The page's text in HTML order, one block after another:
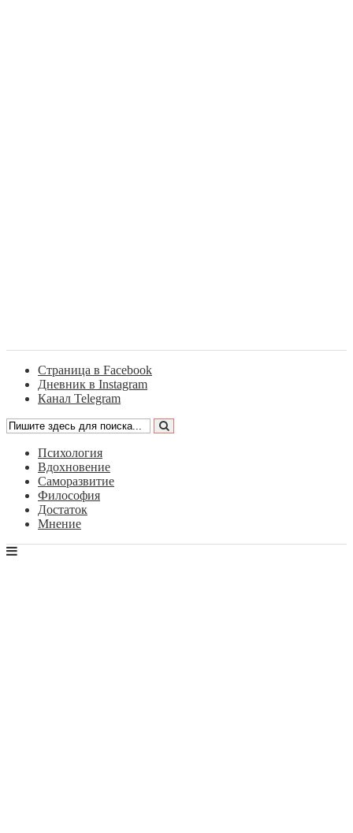
Страница в Facebook
Дневник в Instagram
Канал Telegram
Психология
Вдохновение
Саморазвитие
Философия
Достаток
Мнение